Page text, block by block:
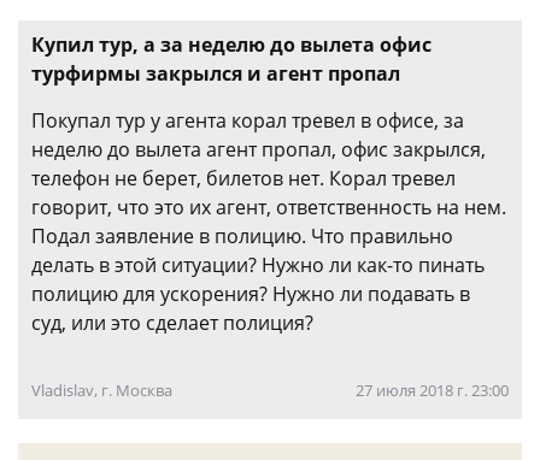
Купил тур, а за неделю до вылета офис
турфирмы закрылся и агент пропал
Покупал тур у агента корал тревел в офисе, за
неделю до вылета агент пропал, офис закрылся,
телефон не берет, билетов нет. Корал тревел
говорит, что это их агент, ответственность на нем.
Подал заявление в полицию. Что правильно
делать в этой ситуации? Нужно ли как-то пинать
полицию для ускорения? Нужно ли подавать в
суд, или это сделает полиция?
Vladislav, г. Москва 27 июля 2018 г. 23:00